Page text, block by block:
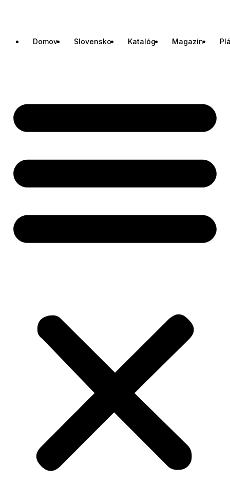
Domov Slovensko Katalóg Magazín